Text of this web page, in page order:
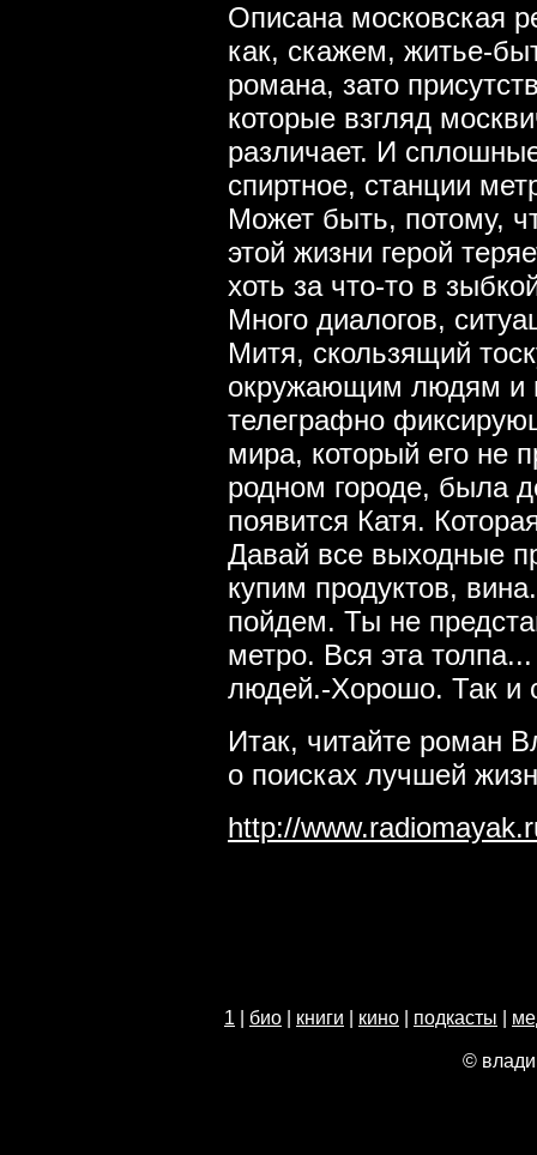
Описана московская
как, скажем, житье-
романа, зато
которые взгляд
различает. И
спиртное, станции
Может быть, потому,
этой жизни герой
хоть за что-то в
Много диалогов,
Митя, скользящий
окружающим людям и
телеграфно
мира, который его не
родном городе, была
появится Катя.
Давай все выходные
купим продуктов,
пойдем. Ты не
метро. Вся эта
людей.-Хорошо. Так и
Итак, читайте роман
о поисках лучшей
http://
1 био книги кино подкасты
©